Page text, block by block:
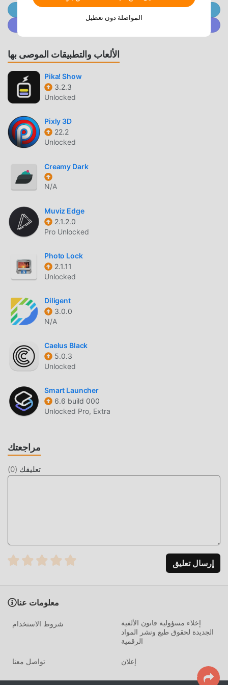
ميزات التطبيق مجانا. يعد moddroid بأن جميع تعديلات
CandyCons Unwrapped لن تفرض على المستخدمين أي رسوم ،
moddroid ، يمكنك تنزيل وتثبيت CandyCons Unwrapped 10.1
بنقرة واحدة. ماذا تنتظر ، قم بتنزيل moddroid الآن!
CandyCons Unwrapped باعتباره تطبيقًا شائعًا personalization
بالتطبيقات التقليدية personalization ، يوفر CandyCons
Unwrapped تجربة أكثر ثراءً ووظائف أكثر قوة. ما عليك سوى تنزيل
وتثبيت CandyCons Unwrapped 10.1 ، يمكنك بسهولة تجربة جميع
الوظائف ، وهي مجانية تمامًا! بالإضافة إلى ذلك ، يدعم moddroid
أيضًا تطبيق personalization للمعجبين لتبادل الخبرات مع بعضهم
البعض ، ومشاركة السعادة التي يواجهونها في التطبيق ، ما الذي
انCandyCons Unwrapped 10.1 مجاني تمامًا ، ولكنه يرفق أيضًا
إصدار التعديل ، مما يوفر لك وظائف N/A مجانًا ، يمكنك تجربة أعلى
الوظائف اكتمالا. علاوة على ذلك ، تمت مصادقة جميع التعديلات يدويًا
بواسطة moddroid ، فهي مجانية ومتاحة بنسبة 100٪. الآن ، ما
عليك سوى تنزيل moddroid إلى العميل ، يمكنك تنزيل وتثبيت
ما عليك سوى النقر فوق زر التنزيل لتثبيت تطبيق moddroid ،
ويمكنك تنزيل الإصدار المجاني مباشرة CandyCons Unwrapped
10.1 في حزمة تثبيت moddroid بنقرة واحدة ، وهناك المزيد من
انضم إلى @ MODDROID.CO على قناة Telegram
الألعاب والتطبيقات الموصى بها
Pika! Show
3.2.3
Unlocked
Pixly 3D
22.2
Unlocked
Creamy Dark
N/A
Muviz Edge
2.1.2.0
Pro Unlocked
Photo Lock
2.1.11
Unlocked
Diligent
3.0.0
N/A
Caelus Black
5.0.3
Unlocked
Smart Launcher
6.6 build 000
Unlocked Pro, Extra
مراجعتك
تعليقك (
0
)
إرسال تعليق
معلومات عنا
شروط الاستخدام
إخلاء مسؤولية قانون الألفية
الجديدة لحقوق طبع ونشر المواد
الرقمية
تواصل معنا إعلان
المواصلة دون تعطيل